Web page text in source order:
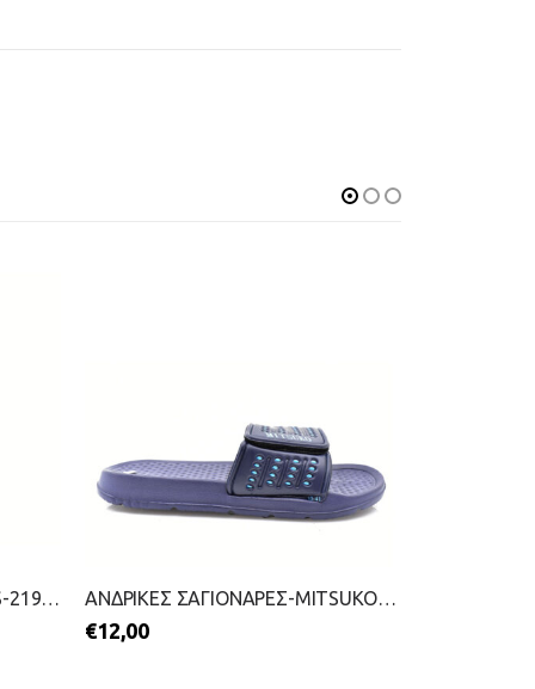
ΑΝΔΡΙΚΕΣ ΣΑΓΙΟΝΑΡΕΣ-LEVIS-2199-0331-ΜΠΛΕ ΑΝΔΡΙΚΕΣ ΣΑΓΙΟΝΑΡΕΣ-MITSUKO-2199-0210-ΜΠΛΕ
€12,00